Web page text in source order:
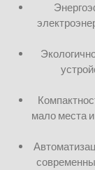
мало места